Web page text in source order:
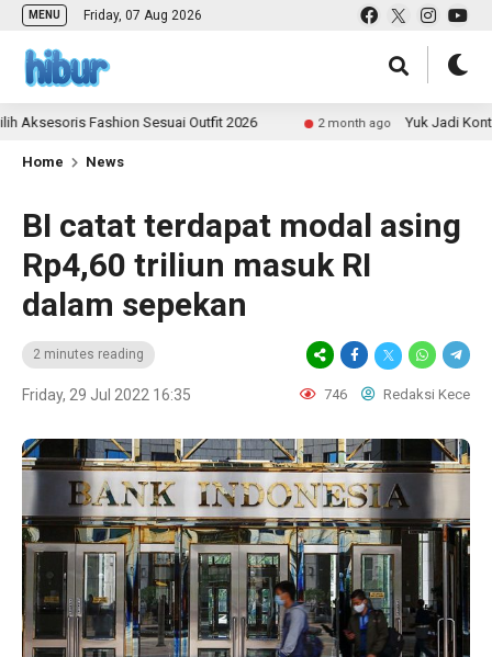
MENU Friday, 07 Aug 2026
Fashion Sesuai Outfit 2026 2 month ago Yuk Jadi
Home News
BI catat terdapat modal asing
Rp4,60 triliun masuk RI
dalam sepekan
2 minutes reading
Friday, 29 Jul 2022 16:35 746 Redaksi Kece